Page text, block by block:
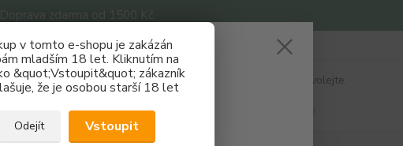
Doprava zdarma od 1500 Kč
v tomto e-shopu je zakázán
mladším 18 let. Kliknutím na
&quot;Vstoupit&quot; zákazník
že je osobou starší 18 let
Odejít Vstoupit
Hledat
Nevíte si rady? Zavolejte.
Získej slevu 3%
se a nakupuj se slevou právě teď!
REGISTRAČNÍ FORMULÁŘ
Zavřít